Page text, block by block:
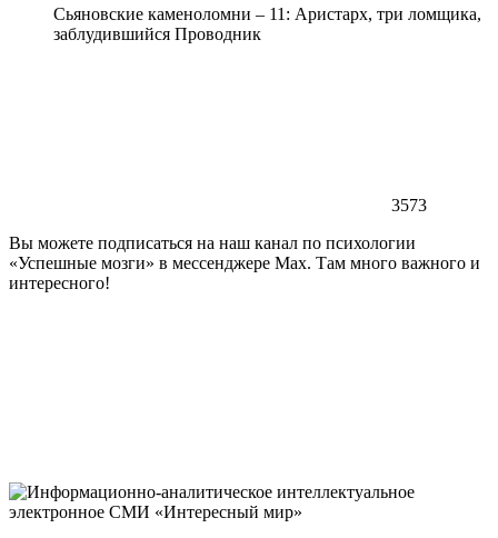
Сьяновские каменоломни – 11: Аристарх, три ломщика,
заблудившийся Проводник
3573
Вы можете подписаться на наш канал по психологии
«Успешные мозги» в мессенджере Max. Там много важного и
интересного!